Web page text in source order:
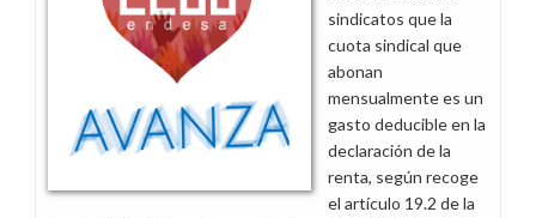
la
Renta
2017
sindicatos que la
cuota sindical que
abonan
mensualmente es un
gasto deducible en la
declaración de la
renta, según recoge
el artículo 19.2 de la